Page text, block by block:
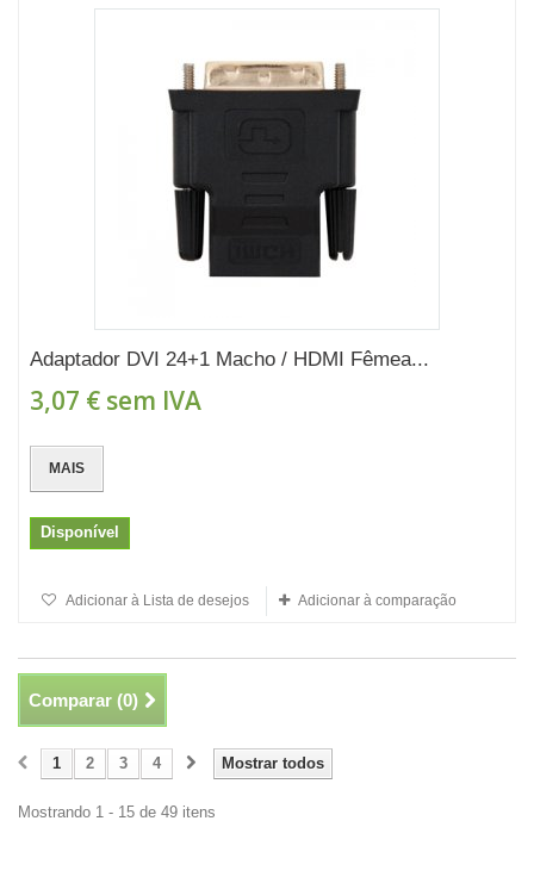
Adaptador DVI 24+1 Macho / HDMI Fêmea...
3,07 € sem IVA
MAIS
Disponível
Adicionar à Lista de desejos Adicionar à comparação
Comparar (0)
Mostrar todos
1 2 3 4
Mostrando 1 - 15 de 49 itens